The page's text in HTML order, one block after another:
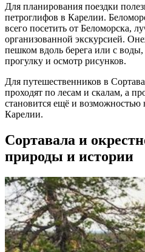
Для планирования поездки
петроглифов в Карелии.
всего посетить от Беломорска,
организованной экскурсией.
пешком вдоль берега или с воды,
прогулку и осмотр рисунков.
Для путешественников в
проходят по лесам и скалам, а
становится ещё и возможностью
Карелии.
Сортавала и
природы и истории